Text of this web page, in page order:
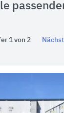
1 von 2